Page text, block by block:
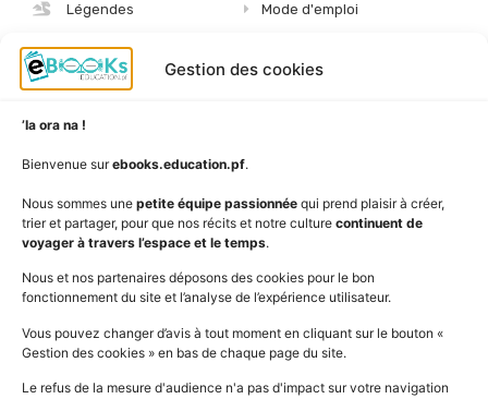
Gestion des cookies
’Ia ora na !
Bienvenue surebooks.education.pf.
Nous sommes une petite équipe passionnée qui prend plaisir à créer,
trier et partager, pour que nos récits et notre culture continuent de
voyager à travers l’espace et le temps.
Nous et nos partenaires déposons des cookies pour le bon
fonctionnement du site et l’analyse de l’expérience utilisateur.
Vous pouvez changer d’avis à tout moment en cliquant sur le bouton «
Gestion des cookies » en bas de chaque page du site.
Le refus de la mesure d'audience n'a pas d'impact sur votre navigation
Légendes
Albums
Langues
Niveaux
AudioBooks
Outils
Vidéos
Mode d'emploi
Mentions légales
www.education.pf
SUIVEZ L'ACTUALITÉ DE L'ÉDUCATION